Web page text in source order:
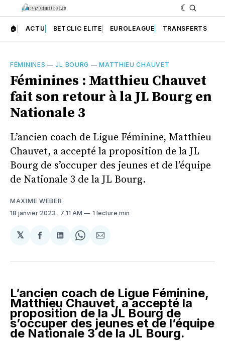
🏠 ACTU BETCLIC ELITE EUROLEAGUE TRANSFERTS
FÉMININES —JL BOURG —MATTHIEU CHAUVET
Féminines : Matthieu Chauvet
fait son retour à la JL Bourg en
Nationale 3
L’ancien coach de Ligue Féminine, Matthieu
Chauvet, a accepté la proposition de la JL
Bourg de s’occuper des jeunes et de l’équipe
de Nationale 3 de la JL Bourg.
MAXIME WEBER
18 janvier 2023 . 7:11 AM 1 lecture min
𝕏
Partager
Facebook
Partager
LinkedIn
Share
WhatsApp
Partager
Courriel
L’ancien coach de Ligue Féminine,
Matthieu Chauvet, a accepté la
proposition de la JL Bourg de
s’occuper des jeunes et de l’équipe
de Nationale 3 de la JL Bourg.